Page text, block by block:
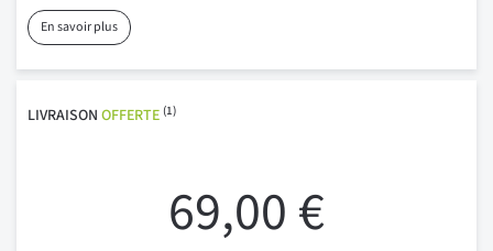
En savoir plus
LIVRAISON OFFERTE (1)
69,00 €